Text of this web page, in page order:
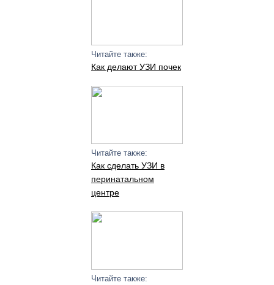
Читайте также:
Как делают УЗИ почек
Читайте также:
Как сделать УЗИ в
перинатальном
центре
Читайте также: